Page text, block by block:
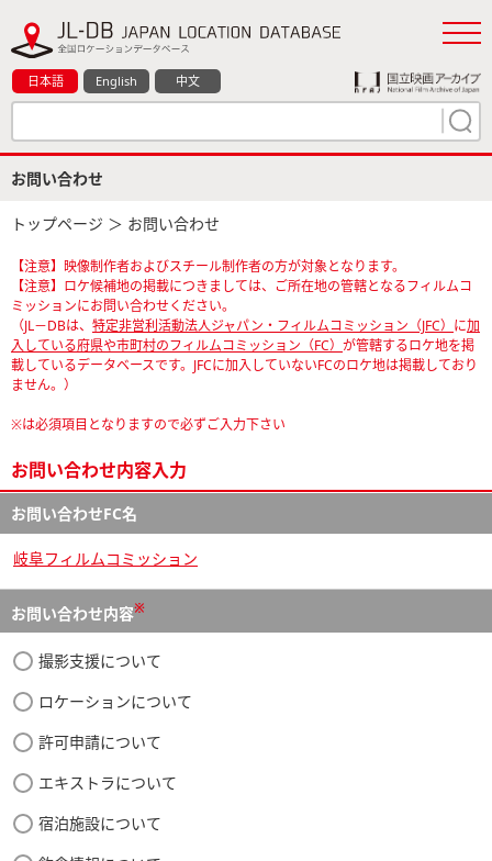
日本語 English 中文
お問い合わせ
トップページ ＞ お問い合わせ
【注意】映像制作者およびスチール制作者の方が対象となります。
【注意】ロケ候補地の掲載につきましては、ご所在地の管轄となるフィルムコ
ミッションにお問い合わせください。
（JL－DBは、 特定非営利活動法人ジャパン・フィルムコミッション（JFC） に加
入している府県や市町村のフィルムコミッション（FC） が管轄するロケ地を掲
載しているデータベースです。JFCに加入していないFCのロケ地は掲載しており
ません。）
※は必須項目となりますので必ずご入力下さい
お問い合わせ内容入力
お問い合わせFC名
岐阜フィルムコミッション
お問い合わせ内容※
撮影支援について
ロケーションについて
許可申請について
エキストラについて
宿泊施設について